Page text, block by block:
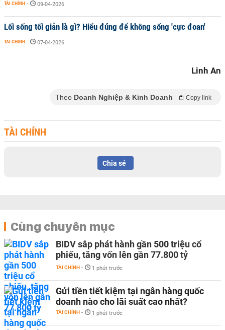
TÀI CHÍNH - 09-04-2026
Lối sống tối giản là gì? Hiểu đúng để không sống 'cực đoan'
TÀI CHÍNH - 07-04-2026
Linh An
Theo Doanh Nghiệp & Kinh Doanh Copy link
TÀI CHÍNH
Chia sẻ
Cùng chuyên mục
BIDV sắp phát hành gần 500 triệu cổ
phiếu, tăng vốn lên gần 77.800 tỷ
TÀI CHÍNH - 1 phút trước
Gửi tiền tiết kiệm tại ngân hàng quốc
doanh nào cho lãi suất cao nhất?
TÀI CHÍNH - 1 phút trước